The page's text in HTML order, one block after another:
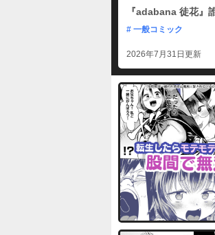
『adabana 徒花』
# 一般コミック
2026年7月31日更新